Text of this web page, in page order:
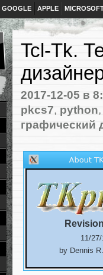
GOOGLE APPLE
Tcl-Tk.
2017-12-05 в
pkcs7, python
графический